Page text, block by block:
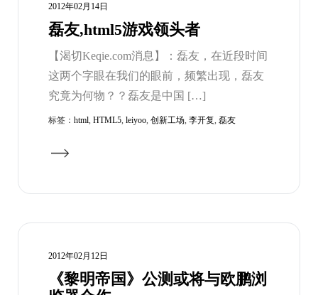
2012年02月14日
磊友,html5游戏领头者
【渴切Keqie.com消息】：磊友，在近段时间
这两个字眼在我们的眼前，频繁出现，磊友
究竟为何物？？磊友是中国 […]
标签： html, HTML5, leiyoo, 创新工场, 李开复, 磊友
2012年02月12日
《黎明帝国》公测或将与欧鹏浏